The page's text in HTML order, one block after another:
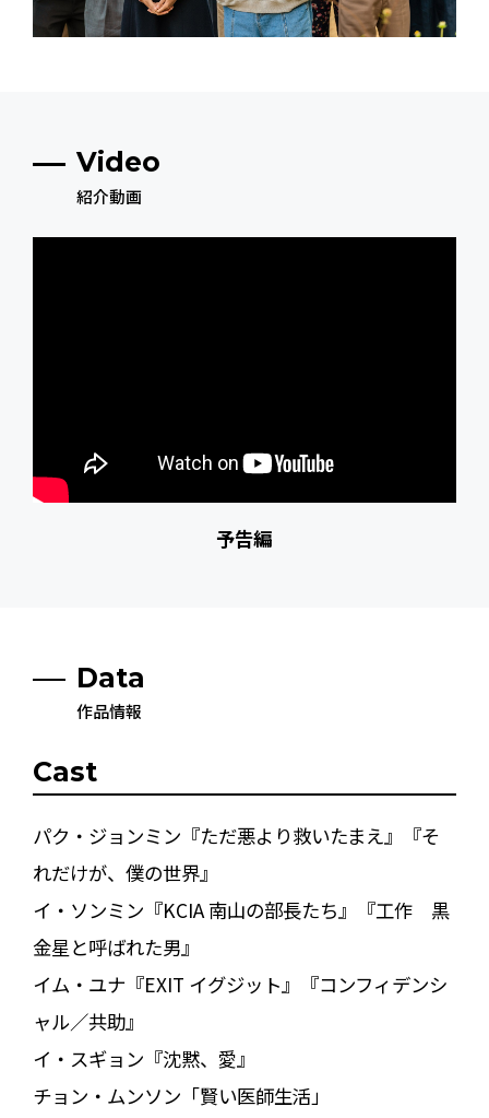
Video
紹介動画
予告編
Data
作品情報
Cast
パク・ジョンミン『ただ悪より救いたまえ』『そ
れだけが、僕の世界』
イ・ソンミン『KCIA 南山の部長たち』『工作 黒
金星と呼ばれた男』
イム・ユナ『EXIT イグジット』『コンフィデンシ
ャル／共助』
イ・スギョン『沈黙、愛』
チョン・ムンソン「賢い医師生活」